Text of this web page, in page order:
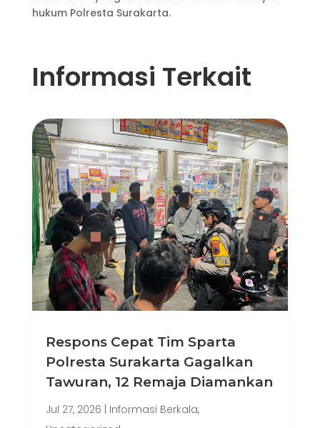
hukum Polresta Surakarta.
Informasi Terkait
Respons Cepat Tim Sparta
Polresta Surakarta Gagalkan
Tawuran, 12 Remaja Diamankan
Jul 27, 2026 | Informasi Berkala,